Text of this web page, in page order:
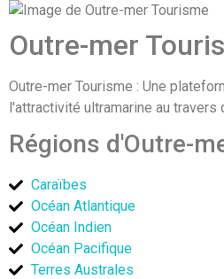
Outre-mer
Outre-mer Tourisme : Une
l'attractivité ultramarine au
Régions d'Outre-
Caraïbes
Océan Atlantique
Océan Indien
Océan Pacifique
Terres Australes